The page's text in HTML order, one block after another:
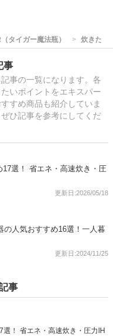
タイガー魔法瓶） 炊きたて
事
事の一覧になります。各
いポイントをエキスパー
すめ商品も紹介していま
ひ記事を参考にしてくだ
選！ 省エネ・高速炊き・圧
更新日:2026/05/18
の人気おすすめ16選！一人暮
更新日:2024/11/25
事
！ 省エネ・高速炊き・圧力IH